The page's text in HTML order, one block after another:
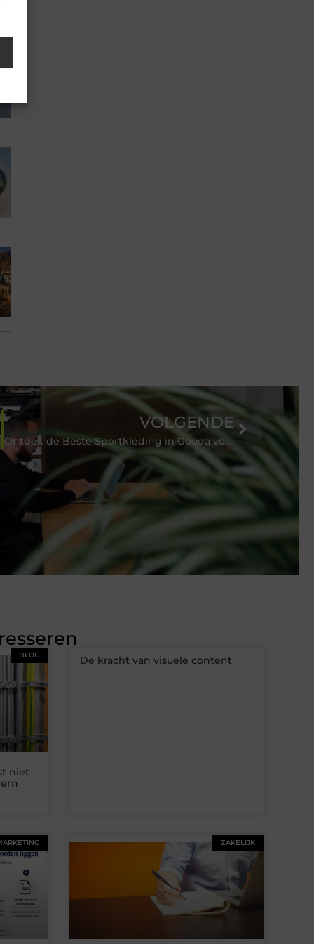
VOLGENDE
Ontdek de Beste Sportkleding in Gouda voor Elke Sport!
BLOG
niet
De kracht van visuele content
ZAKELIJK